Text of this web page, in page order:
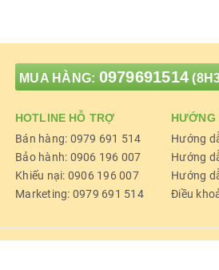
MUA HÀNG: 0979691514
HOTLINE HỖ TRỢ
Bán hàng: 0979 691 514
Bảo hành: 0906 196 007
Khiếu nại: 0906 196 007
Marketing: 0979 691 514
HƯỚNG
Hướng
Hướng
Hướng
Điều